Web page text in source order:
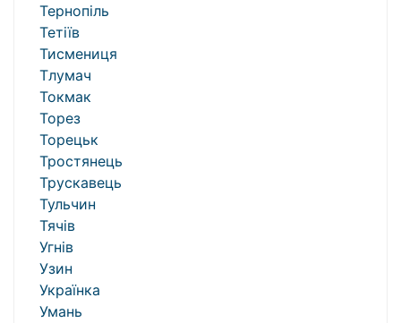
Тернопіль
Тетіїв
Тисмениця
Тлумач
Токмак
Торез
Торецьк
Тростянець
Трускавець
Тульчин
Тячів
Угнів
Узин
Українка
Умань